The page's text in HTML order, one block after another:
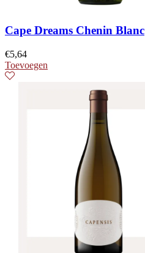
Cape Dreams Chenin Blanc
€5,64
Toevoegen